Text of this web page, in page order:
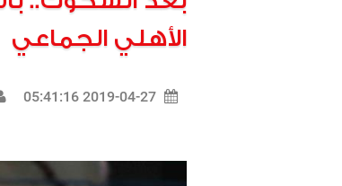
الأهلي الجماعي
2019-04-27 05:41:16